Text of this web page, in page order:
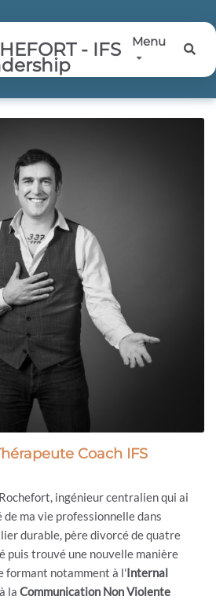
- IFS Menu
Coach IFS
ingénieur centralien qui ai
ma vie professionnelle dans
durable, père divorcé de quatre
puis trouvé une nouvelle manière
formant notamment à l'Internal
la Communication Non Violente